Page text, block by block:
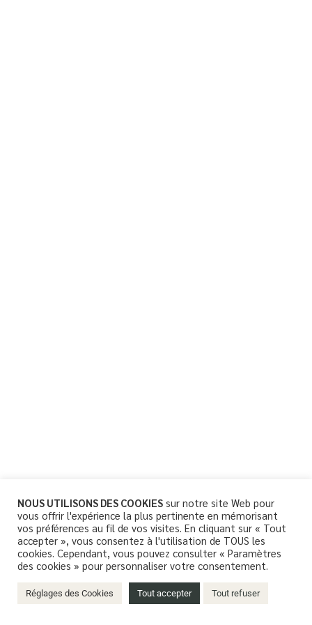
NOUS UTILISONS DES COOKIES sur notre site Web pour
vous offrir l'expérience la plus pertinente en mémorisant
vos préférences au fil de vos visites. En cliquant sur « Tout
accepter », vous consentez à l'utilisation de TOUS les
cookies. Cependant, vous pouvez consulter « Paramètres
des cookies » pour personnaliser votre consentement.
Réglages des Cookies Tout accepter Tout refuser